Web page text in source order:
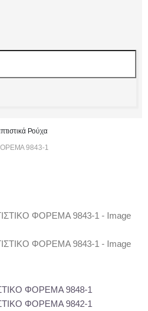
Ρούχα
9843-1
ΦΟΡΕΜΑ 9848-1
ΦΟΡΕΜΑ 9842-1